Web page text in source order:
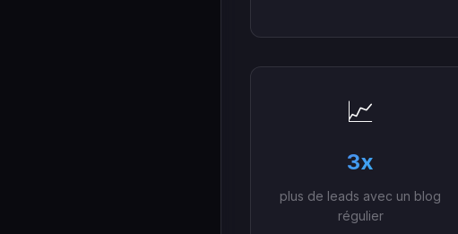
📈
3x
plus de leads avec un blog
régulier